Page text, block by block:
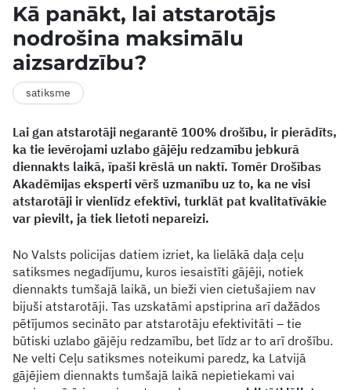
Kā panākt, lai atstarotājs
nodrošina maksimālu
aizsardzību?
satiksme
Lai gan atstarotāji negarantē 100% drošību, ir pierādīts,
ka tie ievērojami uzlabo gājēju redzamību jebkurā
diennakts laikā, īpaši krēslā un naktī. Tomēr Drošības
Akadēmijas eksperti vērš uzmanību uz to, ka ne visi
atstarotāji ir vienlīdz efektīvi, turklāt pat kvalitatīvākie
var pievilt, ja tiek lietoti nepareizi.
No Valsts policijas datiem izriet, ka lielākā daļa ceļu
satiksmes negadījumu, kuros iesaistīti gājēji, notiek
diennakts tumšajā laikā, un bieži vien cietušajiem nav
bijuši atstarotāji. Tas uzskatāmi apstiprina arī dažādos
pētījumos secināto par atstarotāju efektivitāti – tie
būtiski uzlabo gājēju redzamību, bet līdz ar to arī drošību.
Ne velti Ceļu satiksmes noteikumi paredz, ka Latvijā
gājējiem diennakts tumšajā laikā nepietiekami vai